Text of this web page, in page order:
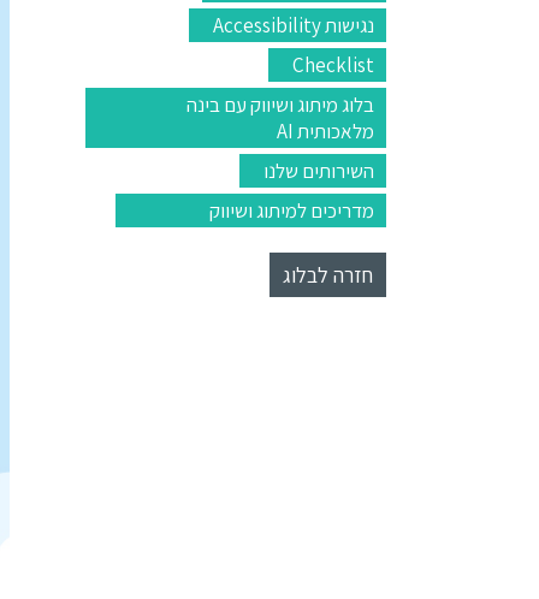
נגישות Accessibility
Checklist
בלוג מיתוג ושיווק עם בינה
מלאכותית AI
השירותים שלנו
מדריכים למיתוג ושיווק
חזרה לבלוג